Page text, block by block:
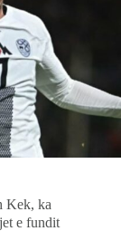
Kek, ka
e fundit